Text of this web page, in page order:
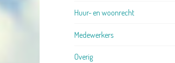
Huur- en woonrecht
Medewerkers
Overig